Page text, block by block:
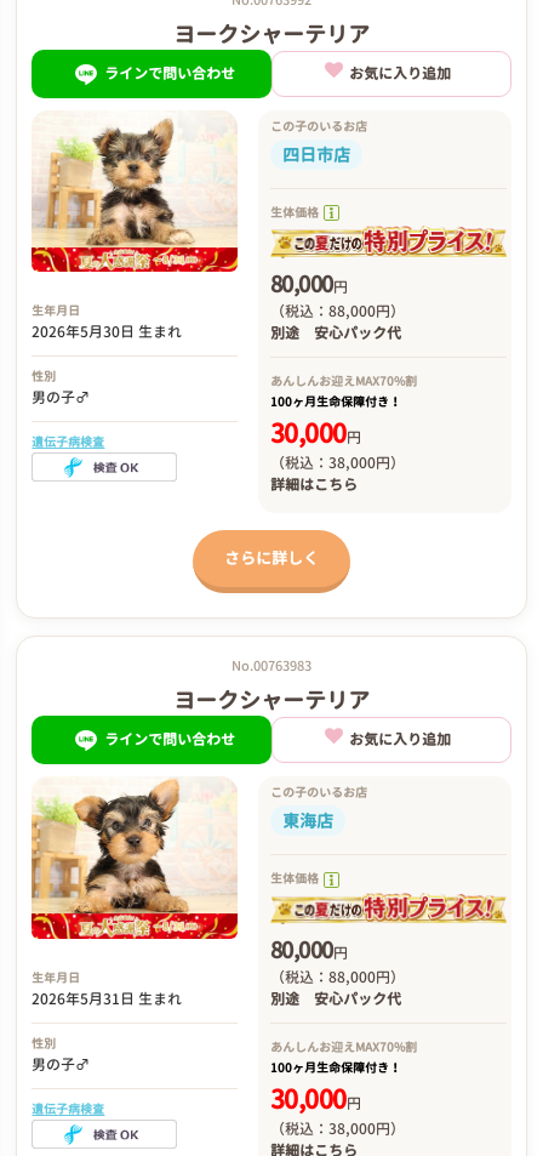
ヨークシャーテリア
ラインで問い合わせ お気に入り追加
生年月日
2026年5月30日 生まれ
性別
男の子♂
遺伝子病検査
この子のいるお店
四日市店
生体価格
80,000円
（税込：88,000円）
別途 安心パック代
あんしんお迎えMAX70%割
100ヶ月生命保障付き！
30,000円
（税込：38,000円）
詳細はこちら
さらに詳しく
No.00763983
ヨークシャーテリア
ラインで問い合わせ お気に入り追加
生年月日
2026年5月31日 生まれ
性別
男の子♂
遺伝子病検査
この子のいるお店
東海店
生体価格
80,000円
（税込：88,000円）
別途 安心パック代
あんしんお迎えMAX70%割
100ヶ月生命保障付き！
30,000円
（税込：38,000円）
詳細はこちら